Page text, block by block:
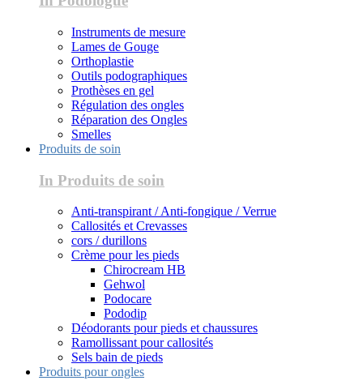
Instruments de mesure
Lames de Gouge
Orthoplastie
Outils podographiques
Prothèses en gel
Régulation des ongles
Réparation des Ongles
Smelles
Produits de soin
In Produits de soin
Anti-transpirant / Anti-fongique / Verrue
Callosités et Crevasses
cors / durillons
Crème pour les pieds
Chirocream HB
Gehwol
Podocare
Pododip
Déodorants pour pieds et chaussures
Ramollissant pour callosités
Sels bain de pieds
Produits pour ongles